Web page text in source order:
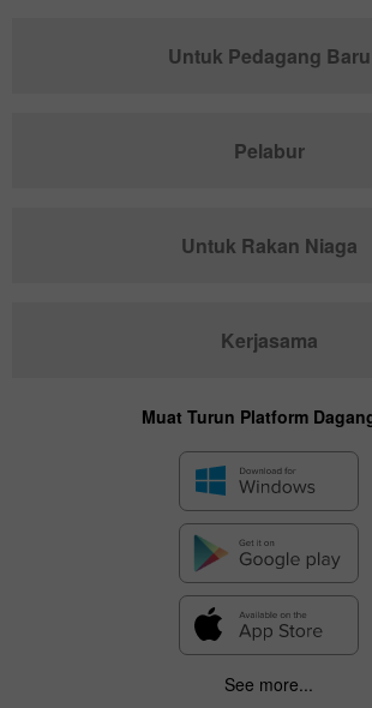
Untuk Pedagang Baru
Pelabur
Untuk Rakan Niaga
Kerjasama
Muat Turun Platform
See more...